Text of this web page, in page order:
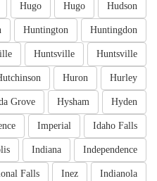
Hudson
Hugo
Hugo
Huntingdon
Huntington
Huntsville
Huntsville
Hurley
Huron
Hyden
Hysham
Grove
Idaho Falls
Imperial
Independence
Indiana
Indianola
Inez
Falls